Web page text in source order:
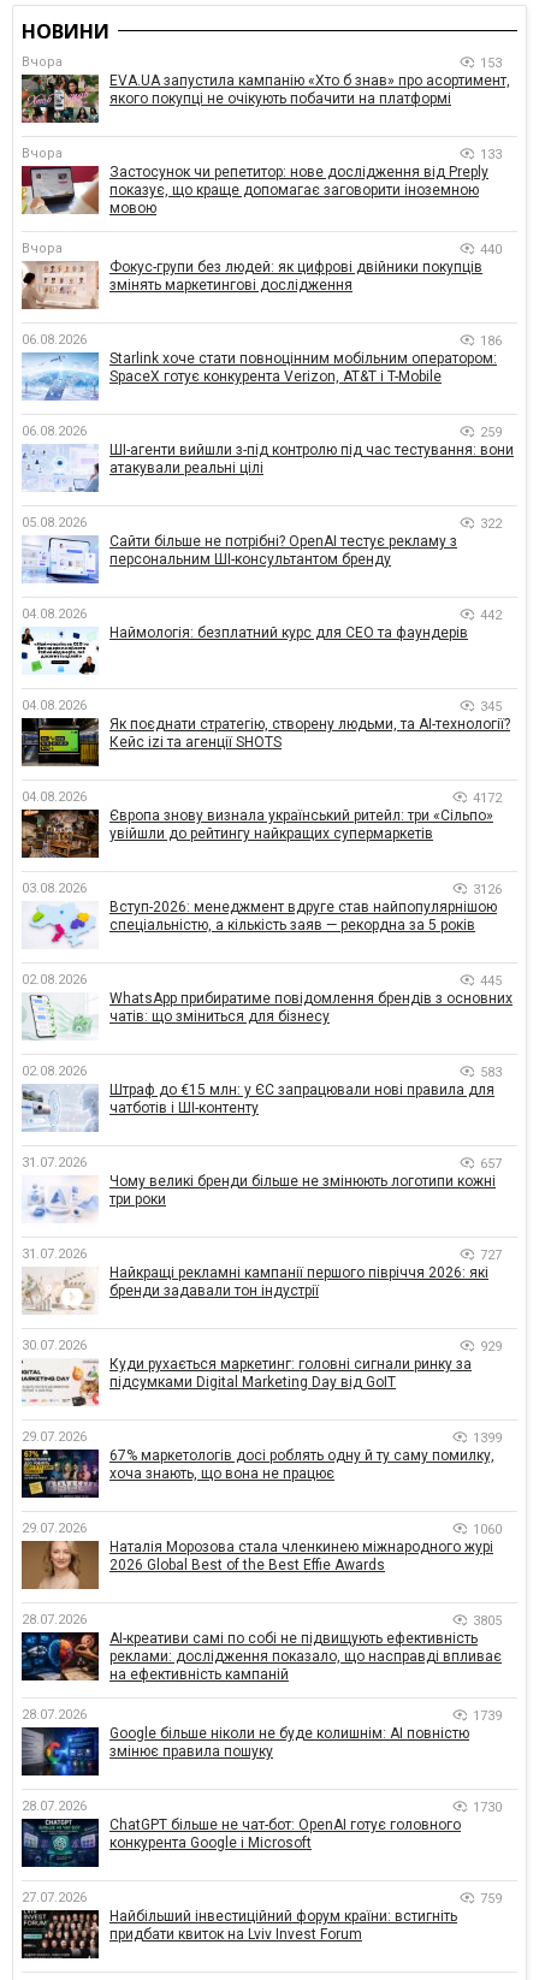
НОВИНИ
Вчора 153
EVA.UA запустила кампанію «Хто б знав» про асортимент,
якого покупці не очікують побачити на платформі
Вчора 133
Застосунок чи репетитор: нове дослідження від Preply
показує, що краще допомагає заговорити іноземною
мовою
Вчора 440
Фокус-групи без людей: як цифрові двійники покупців
змінять маркетингові дослідження
06.08.2026 186
Starlink хоче стати повноцінним мобільним оператором:
SpaceX готує конкурента Verizon, AT&T і T-Mobile
06.08.2026 259
ШІ-агенти вийшли з-під контролю під час тестування: вони
атакували реальні цілі
05.08.2026 322
Сайти більше не потрібні? OpenAI тестує рекламу з
персональним ШІ-консультантом бренду
04.08.2026 442
Наймологія: безплатний курс для CEO та фаундерів
04.08.2026 345
Як поєднати стратегію, створену людьми, та AI-технології?
Кейс izi та агенції SHOTS
04.08.2026 4172
Європа знову визнала український ритейл: три «Сільпо»
увійшли до рейтингу найкращих супермаркетів
03.08.2026 3126
Вступ-2026: менеджмент вдруге став найпопулярнішою
спеціальністю, а кількість заяв — рекордна за 5 років
02.08.2026 445
WhatsApp прибиратиме повідомлення брендів з основних
чатів: що зміниться для бізнесу
02.08.2026 583
Штраф до €15 млн: у ЄС запрацювали нові правила для
чатботів і ШІ-контенту
31.07.2026 657
Чому великі бренди більше не змінюють логотипи кожні
три роки
31.07.2026 727
Найкращі рекламні кампанії першого півріччя 2026: які
бренди задавали тон індустрії
30.07.2026 929
Куди рухається маркетинг: головні сигнали ринку за
підсумками Digital Marketing Day від GoIT
29.07.2026 1399
67% маркетологів досі роблять одну й ту саму помилку,
хоча знають, що вона не працює
29.07.2026 1060
Наталія Морозова стала членкинею міжнародного журі
2026 Global Best of the Best Effie Awards
28.07.2026 3805
AI-креативи самі по собі не підвищують ефективність
реклами: дослідження показало, що насправді впливає
на ефективність кампаній
28.07.2026 1739
Google більше ніколи не буде колишнім: AI повністю
змінює правила пошуку
28.07.2026 1730
ChatGPT більше не чат-бот: OpenAI готує головного
конкурента Google і Microsoft
27.07.2026 759
Найбільший інвестиційний форум країни: встигніть
придбати квиток на Lviv Invest Forum